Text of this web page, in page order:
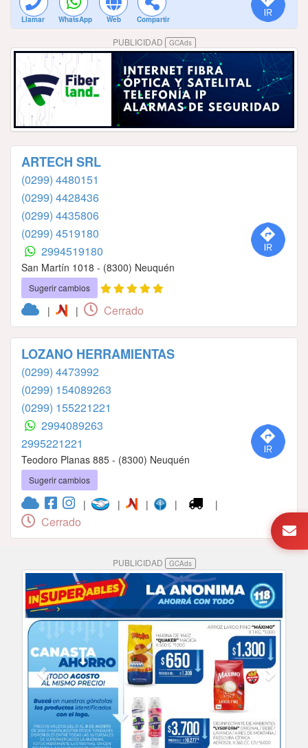
Llamar WhatsApp Web Compartir
PUBLICIDAD GCAds
ARTECH SRL
(0299) 4480151
(0299) 4428436
(0299) 4435806
(0299) 4519180
2994519180
San Martín 1018 - (8300) Neuquén
Sugerir cambios
| | Cerrado
LOZANO HERRAMIENTAS
(0299) 4473992
(0299) 154089263
(0299) 155221221
2994089263
2995221221
Teodoro Planas 885 - (8300) Neuquén
Sugerir cambios
| | | | |
Cerrado
PUBLICIDAD GCAds